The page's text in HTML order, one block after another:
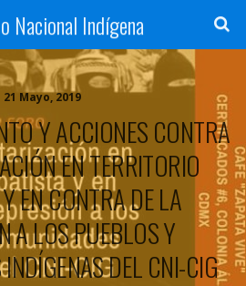
Nacional Indígena
21 Mayo, 2019
Y ACCIONES CONTRA
EN TERRITORIO
EN CONTRA DE LA
A LOS PUEBLOS Y
DEL CNI-CIG